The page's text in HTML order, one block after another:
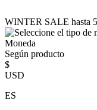
WINTER SALE hasta
Moneda
Según producto
$
USD
ES